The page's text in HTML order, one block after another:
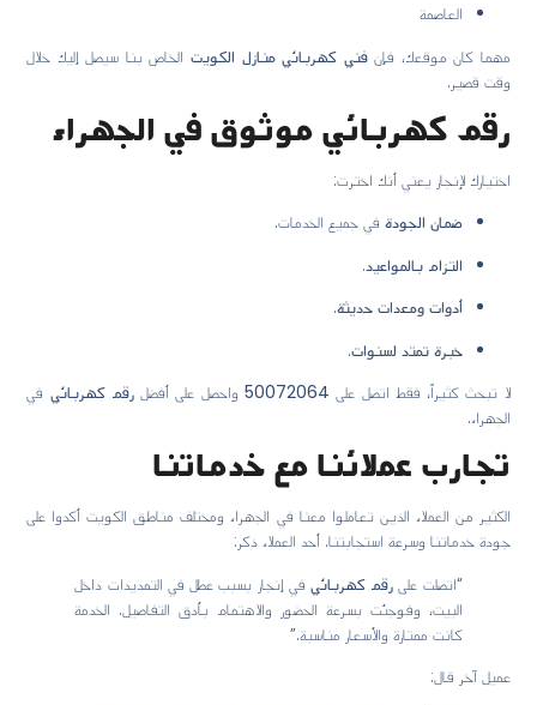
العاصمة
مهما كان موقعك، فإنفني كهربائي منازل الكويتالخاص بنا سيصل إليك خلال
وقت قصير.
رقم كهربائي موثوق في الجهراء
اختيارك لإنجاز يعني أنك اخترت:
ضمان الجودةفي جميع الخدمات.
التزام بالمواعيد.
أدوات ومعدات حديثة.
خبرة تمتد لسنوات.
لا تبحث كثيراً، فقط اتصل على50072064واحصل على أفضلرقم كهربائيفي
الجهراء.
تجارب عملائنا مع خدماتنا
الكثير من العملاء الذين تعاملوا معنا في الجهراء ومختلف مناطق الكويت أكدوا على
جودة خدماتنا وسرعة استجابتنا. أحد العملاء ذكر:
“اتصلت علىرقم كهربائيفي إنجاز بسبب عطل في التمديدات داخل
البيت، وفوجئت بسرعة الحضور والاهتمام بأدق التفاصيل. الخدمة
كانت ممتازة والأسعار مناسبة.”
عميل آخر قال: